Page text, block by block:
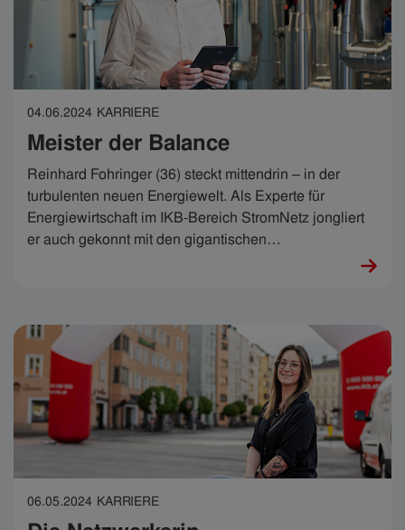
04.06.2024 KARRIERE
Meister der Balance
Reinhard Fohringer (36) steckt mittendrin – in der
turbulenten neuen Energiewelt. Als Experte für
Energiewirtschaft im IKB-Bereich StromNetz jongliert
er auch gekonnt mit den gigantischen
06.05.2024 KARRIERE